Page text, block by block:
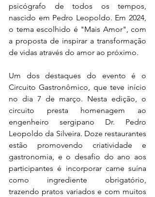
psicógrafo de todos os tempos,
nascido em Pedro Leopoldo. Em 2024,
o tema escolhido é "Mais Amor", com
a proposta de inspirar a transformação
de vidas através do amor ao próximo.
Um dos destaques do evento é o
Circuito Gastronômico, que teve início
no dia 7 de março. Nesta edição, o
circuito presta homenagem ao
engenheiro sergipano Dr. Pedro
Leopoldo da Silveira. Doze restaurantes
estão promovendo criatividade e
gastronomia, e o desafio do ano aos
participantes é incorporar carne suína
como ingrediente obrigatório,
trazendo pratos variados e com muitos